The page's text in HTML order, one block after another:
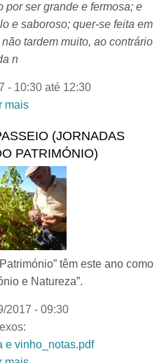
por ser grande e fermosa; e
e saboroso; quer-se feita em
tardem muito, ao contrário
n
- 10:30até 12:30
mais
AZEITE (Dieta
Mediterrânica todo o ano |
Semana da Cultura
(JORNADAS
PATRIMÓNIO)
têm este ano como
e Natureza”.
2017 - 09:30
e vinho_notas.pdf